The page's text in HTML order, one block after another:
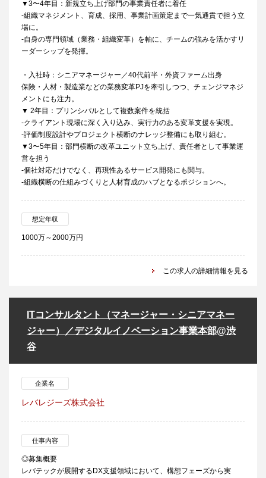
▼3〜4年目：新規立ち上げ部門の事業責任者に着任
-組織マネジメント、育成、採用、事業計画策定まで一気通貫で担う立
場に。
-自身の専門領域（業務・組織変革）を軸に、チームの強みを活かすリ
ーダーシップを発揮。
・入社時：シニアマネージャー／40代前半・外資ファーム出身
保険・人材・製造業などの業務変革PJを牽引しつつ、チェンジマネジ
メントにも注力。
▼ 2年目：プリンシパルとして複数案件を統括
-クライアント現場に深く入り込み、実行力のある変革支援を実現。
-評価制度設計やプロジェクト横断のナレッジ整備にも取り組む。
▼3〜5年目：部門横断の改革ユニット立ち上げ、責任者として事業運
営を担う
-個社対応だけでなく、再現性あるサービス開発にも関与。
-組織横断の仕組みづくりと人材育成のハブとなるポジションへ。
想定年収
1000万～2000万円
この求人の詳細情報を見る
ITコンサルタント（マネージャー・シニアマネー
ジャー）／デジタルイノベーション事業本部@渋
谷
企業名
レバレジーズ株式会社
仕事内容
◎募集概要
レバテックが展開するDX支援領域において、構想フェーズから実